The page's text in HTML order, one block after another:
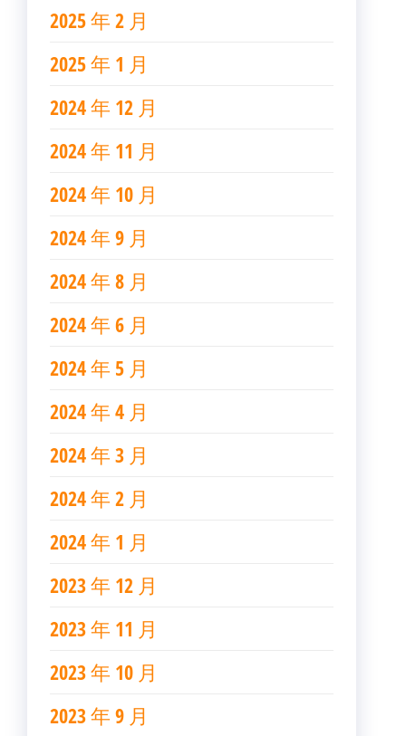
2025 年 2 月
2025 年 1 月
2024 年 12 月
2024 年 11 月
2024 年 10 月
2024 年 9 月
2024 年 8 月
2024 年 6 月
2024 年 5 月
2024 年 4 月
2024 年 3 月
2024 年 2 月
2024 年 1 月
2023 年 12 月
2023 年 11 月
2023 年 10 月
2023 年 9 月